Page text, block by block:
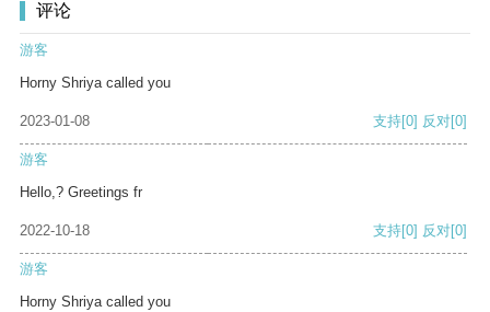
评论
游客
Horny Shriya called you
2023-01-08 支持[0] 反对[0]
游客
Hello,? Greetings fr
2022-10-18 支持[0] 反对[0]
游客
Horny Shriya called you